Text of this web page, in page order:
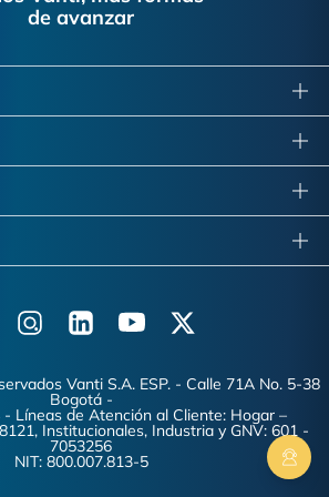
de avanzar
InstagramLinkedinYoutubeX (Twitter)
Vanti S.A. ESP. - Calle 71A No. 5-38
Bogotá -
- Líneas de Atención al Cliente: Hogar –
Institucionales, Industria y GNV: 601 -
7053256
NIT: 800.007.813-5